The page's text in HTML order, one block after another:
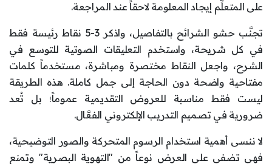
على المتعلِّم إيجاد المعلومة لاحقاً عند المراجعة.
تجنَّب حشو الشرائح بالتفاصيل، واذكر 3-5 نقاط رئيسة فقط
في كل شريحة، واستخدم التعليقات الصوتية للتوسع في
الشرح، واجعل النقاط مختصرة ومباشرة، مستخدماً كلمات
مفتاحية واضحة دون الحاجة إلى جمل كاملة. هذه الطريقة
ليست فقط مناسبة للعروض التقديمية عموماً؛ بل تُعد
ضرورية في تصميم التدريب الإلكتروني الفعَّال.
لا ننسى أهمية استخدام الرسوم المتحركة والصور التوضيحية،
فهي تضفي على العرض نوعاً من "التهوية البصرية" وتمنع